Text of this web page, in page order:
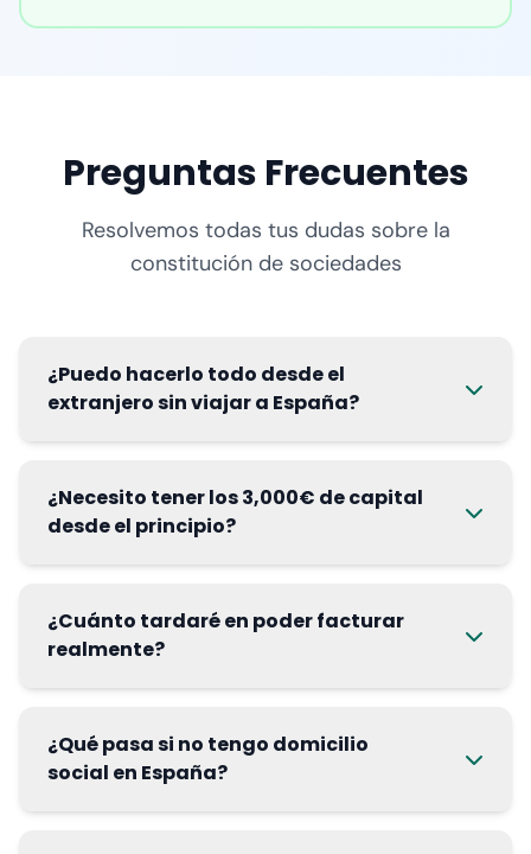
Preguntas Frecuentes
Resolvemos todas tus dudas sobre la
constitución de sociedades
¿Puedo hacerlo todo desde el
extranjero sin viajar a España?
¿Necesito tener los 3,000€ de capital
desde el principio?
¿Cuánto tardaré en poder facturar
realmente?
¿Qué pasa si no tengo domicilio
social en España?